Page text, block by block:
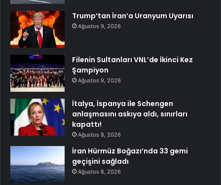
Trump’tan İran’a Uranyum Uyarısı
Ağustos 9, 2026
Filenin Sultanları VNL’de İkinci Kez
Şampiyon
Ağustos 9, 2026
İtalya, İspanya ile Schengen
anlaşmasını askıya aldı, sınırları
kapattı!
Ağustos 8, 2026
İran Hürmüz Boğazı’nda 33 gemi
geçişini sağladı
Ağustos 8, 2026